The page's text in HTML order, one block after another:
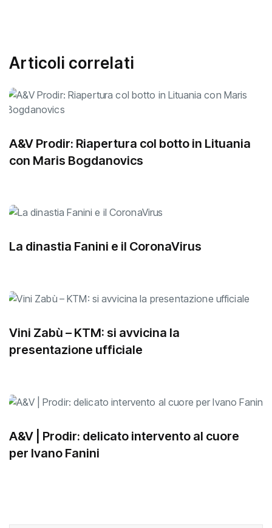
Articoli correlati
A&V Prodir: Riapertura col botto in Lituania
con Maris Bogdanovics
La dinastia Fanini e il CoronaVirus
Vini Zabù – KTM: si avvicina la
presentazione ufficiale
A&V | Prodir: delicato intervento al cuore
per Ivano Fanini